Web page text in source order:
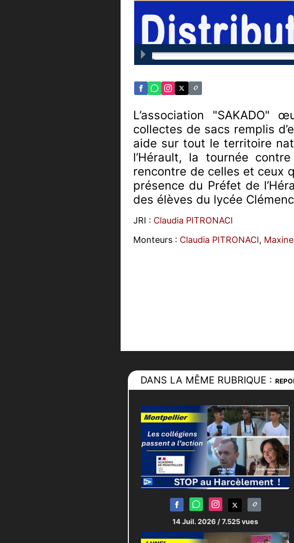
L’association
collectes de sacs remplis
aide sur tout le territoire
l’Hérault, la tournée
rencontre de celles et ceux
présence du Préfet de
des élèves du lycée
JRI : Claudia PITRONACI
Monteurs : Claudia PITRONACI,
DANS LA MÊME RUBRIQUE :
14 Juil. 2026 / 7.525 vues